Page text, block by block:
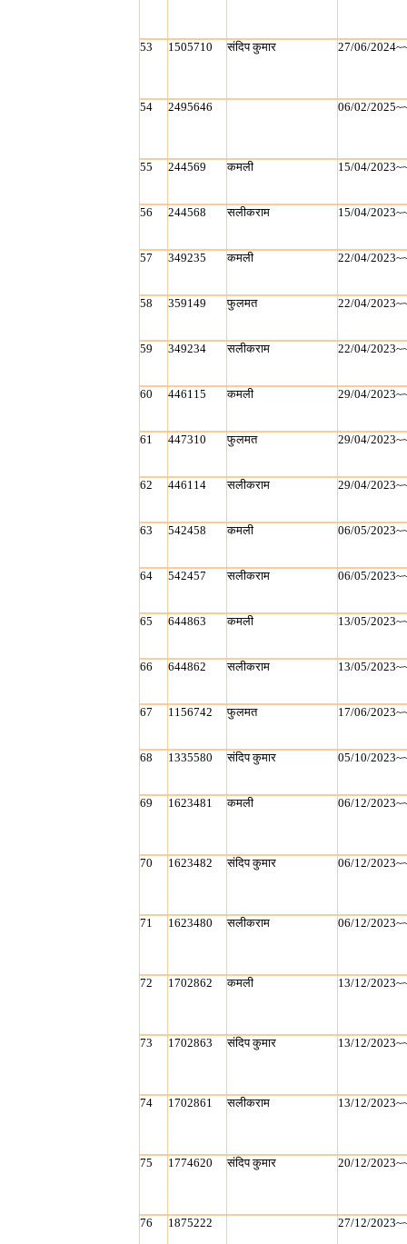
53 1505710 संदिप कुमार 27/06/
54 2495646 06/02/
55 244569 कमली 15/04/
56 244568 सलीकराम 15/04/
57 349235 कमली 22/04/
58 359149 फुलमत 22/04/
59 349234 सलीकराम 22/04/
60 446115 कमली 29/04/
61 447310 फुलमत 29/04/
62 446114 सलीकराम 29/04/
63 542458 कमली 06/05/
64 542457 सलीकराम 06/05/
65 644863 कमली 13/05/
66 644862 सलीकराम 13/05/
67 1156742 फुलमत 17/06/
68 1335580 संदिप कुमार 05/10/
69 1623481 कमली 06/12/
70 1623482 संदिप कुमार 06/12/
71 1623480 सलीकराम 06/12/
72 1702862 कमली 13/12/
73 1702863 संदिप कुमार 13/12/
74 1702861 सलीकराम 13/12/
75 1774620 संदिप कुमार 20/12/
76 1875222 27/12/